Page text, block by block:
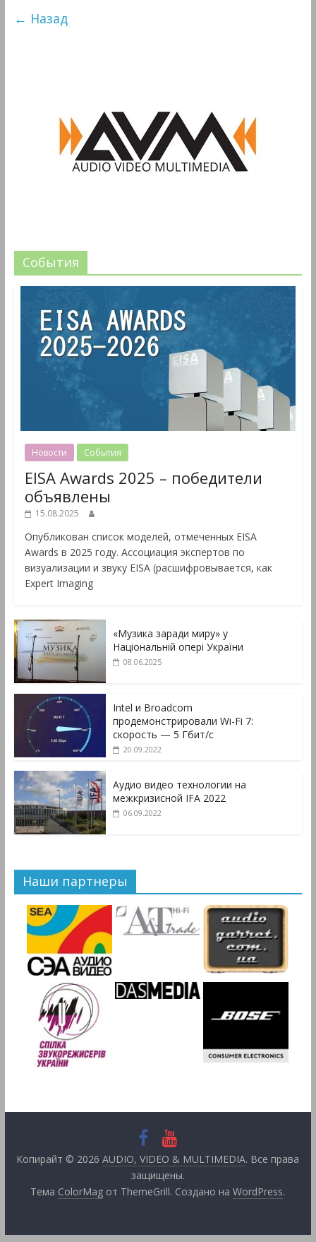
← Назад
События
Новости События
EISA Awards 2025 – победители
объявлены
15.08.2025
Опубликован список моделей, отмеченных EISA
Awards в 2025 году. Ассоциация экспертов по
визуализации и звуку EISA (расшифровывается, как
Expert Imaging
«Музика заради миру» у
Національній опері України
08.06.2025
Intel и Broadcom
продемонстрировали Wi-Fi 7:
скорость — 5 Гбит/с
20.09.2022
Аудио видео технологии на
межкризисной IFA 2022
06.09.2022
Наши партнеры
Копирайт © 2026AUDIO, VIDEO & MULTIMEDIA. Все права
защищены.
Тема ColorMag от ThemeGrill. Создано наWordPress.